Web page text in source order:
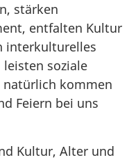
stärken
entfalten Kultur
interkulturelles
soziale
natürlich kommen
Feiern bei uns
Kultur, Alter und